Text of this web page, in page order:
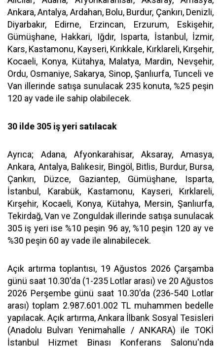
Ankara, Antalya, Ardahan, Bolu, Burdur, Çankırı, Denizli,
Diyarbakır, Edirne, Erzincan, Erzurum, Eskişehir,
Gümüşhane, Hakkari, Iğdır, Isparta, İstanbul, İzmir,
Kars, Kastamonu, Kayseri, Kırıkkale, Kırklareli, Kırşehir,
Kocaeli, Konya, Kütahya, Malatya, Mardin, Nevşehir,
Ordu, Osmaniye, Sakarya, Sinop, Şanlıurfa, Tunceli ve
Van illerinde satışa sunulacak 235 konuta, %25 peşin
120 ay vade ile sahip olabilecek.
30 ilde 305 iş yeri satılacak
Ayrıca; Adana, Afyonkarahisar, Aksaray, Amasya,
Ankara, Antalya, Balıkesir, Bingöl, Bitlis, Burdur, Bursa,
Çankırı, Düzce, Gaziantep, Gümüşhane, Isparta,
İstanbul, Karabük, Kastamonu, Kayseri, Kırklareli,
Kırşehir, Kocaeli, Konya, Kütahya, Mersin, Şanlıurfa,
Tekirdağ, Van ve Zonguldak illerinde satışa sunulacak
305 iş yeri ise %10 peşin 96 ay, %10 peşin 120 ay ve
%30 peşin 60 ay vade ile alınabilecek.
Açık artırma toplantısı, 19 Ağustos 2026 Çarşamba
günü saat 10.30'da (1-235 Lotlar arası) ve 20 Ağustos
2026 Perşembe günü saat 10.30'da (236-540 Lotlar
arası) toplam 2.987.601.002 TL muhammen bedelle
yapılacak. Açık artırma, Ankara İlbank Sosyal Tesisleri
(Anadolu Bulvarı Yenimahalle / ANKARA) ile TOKİ
İstanbul Hizmet Binası Konferans Salonu'nda